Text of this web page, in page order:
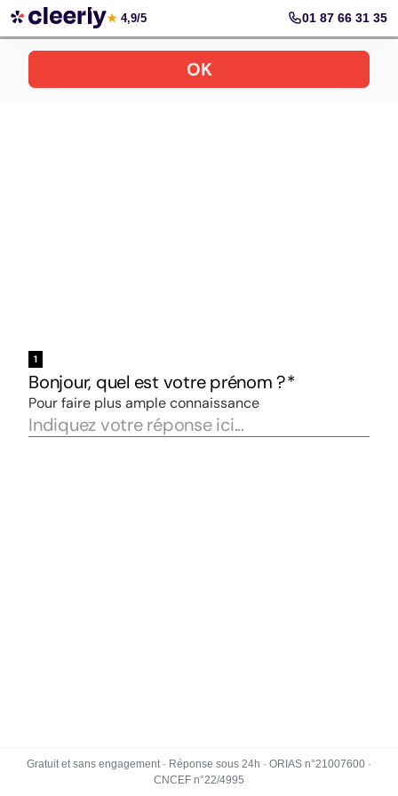
Votre simulation gratuite et personnalisée
★ 4,9/5 01 87 66 31 35
Gratuit et sans engagement · Réponse sous 24h · ORIAS n°21007600 ·
CNCEF n°22/4995